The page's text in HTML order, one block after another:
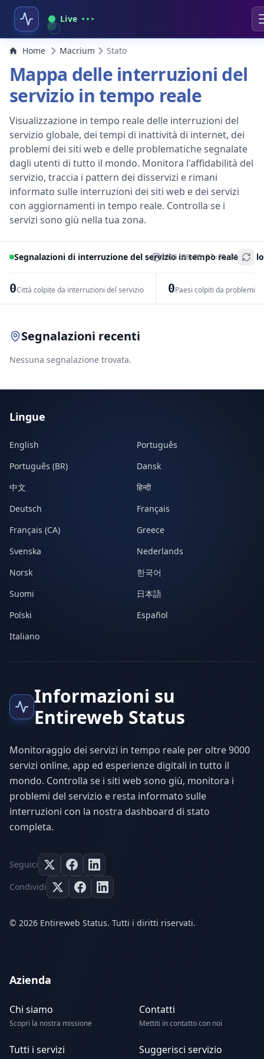
Live
Home Macrium Stato
Mappa delle interruzioni del
servizio in tempo reale
Visualizzazione in tempo reale delle interruzioni del
servizio globale, dei tempi di inattività di internet, dei
problemi dei siti web e delle problematiche segnalate
dagli utenti di tutto il mondo. Monitora l'affidabilità del
servizio, traccia i pattern dei disservizi e rimani
informato sulle interruzioni dei siti web e dei servizi
con aggiornamenti in tempo reale. Controlla se i
servizi sono giù nella tua zona.
Segnalazioni di interruzione del servizio in tempo reale per
2026-08-06 17:35:36
0Città colpite da interruzioni del servizio 0Paesi colpiti da problemi
+
Segnalazioni recenti
Nessuna segnalazione trovata.
Lingue
English
Português
Português (BR)
Dansk
中文
हिन्दी
Deutsch
Français
Français (CA)
Greece
Svenska
Nederlands
Norsk
한국어
Suomi
日本語
Polski
Español
Italiano
Informazioni su
Entireweb Status
Monitoraggio dei servizi in tempo reale per oltre 9000
servizi online, app ed esperienze digitali in tutto il
mondo. Controlla se i siti web sono giù, monitora i
problemi del servizio e resta informato sulle
interruzioni con la nostra dashboard di stato
completa.
Seguici
Condividi
© 2026 Entireweb Status. Tutti i diritti riservati.
Azienda
Chi siamo
Scopri la nostra missione
Contatti
Mettiti in contatto con noi
Tutti i servizi Suggerisci servizio